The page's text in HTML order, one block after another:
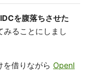
を腹落ちさせた
みることにしまし
借りながら OpenI